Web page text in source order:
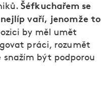
Šéfkuchařem se
vaří, jenomže to
by měl umět
práci, rozumět
snažím být podporou